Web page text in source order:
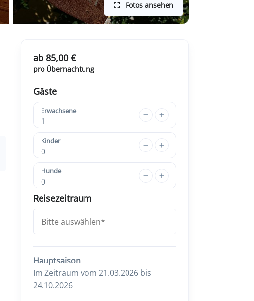
Fotos ansehen
ab 85,00 €
pro Übernachtung
Gäste
Erwachsene
1
Kinder
0
Hunde
0
Reisezeitraum
Hauptsaison
Im Zeitraum vom 21.03.2026 bis
24.10.2026